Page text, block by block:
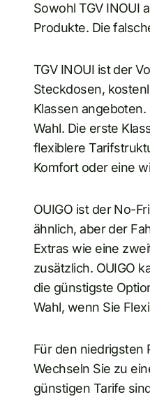
Sowohl TGV INOUI
Produkte. Die
TGV INOUI ist der
Steckdosen,
Klassen
Wahl. Die erste
flexiblere
Komfort oder eine
OUIGO ist der No-
ähnlich, aber der
Extras wie eine
zusätzlich. OUIGO
die günstigste
Wahl, wenn Sie
Für den niedrigsten
Wechseln Sie zu
günstigen Tarife